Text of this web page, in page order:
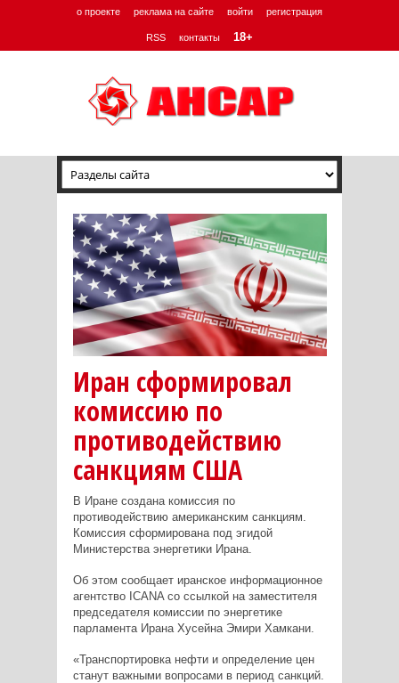
о проекте реклама на сайте войти регистрация
RSS контакты 18+
Иран сформировал
комиссию по
противодействию
санкциям США
В Иране создана комиссия по
противодействию американским санкциям.
Комиссия сформирована под эгидой
Министерства энергетики Ирана.
Об этом сообщает иранское информационное
агентство ICANA со ссылкой на заместителя
председателя комиссии по энергетике
парламента Ирана Хусейна Эмири Хамкани.
«Транспортировка нефти и определение цен
станут важными вопросами в период санкций.